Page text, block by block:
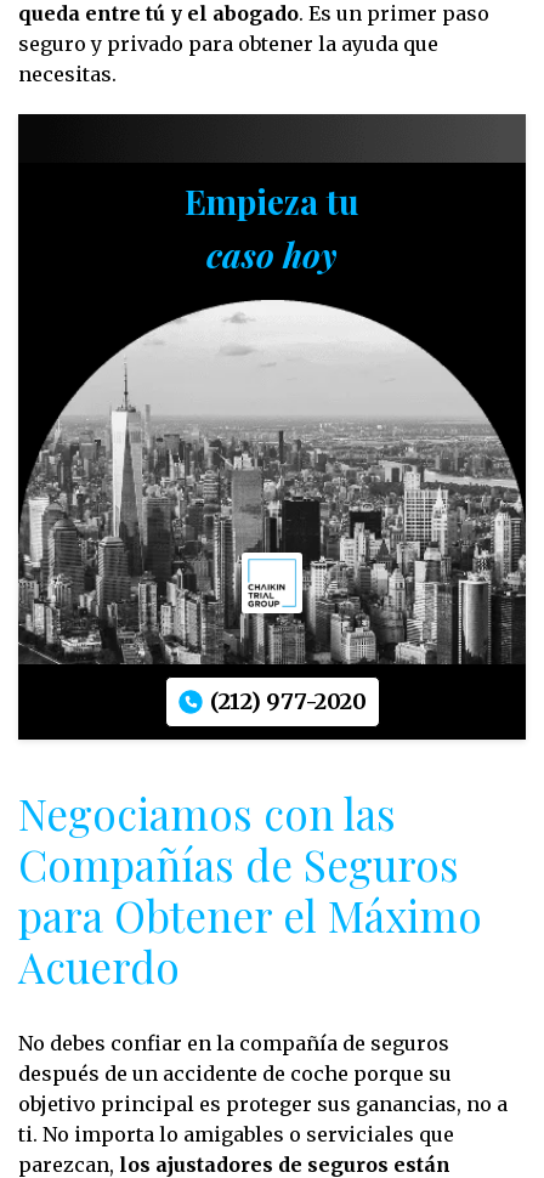
queda entre tú y el abogado. Es un primer paso
seguro y privado para obtener la ayuda que
necesitas.
Empieza tu
caso hoy
(212) 977-2020
Negociamos con las
Compañías de Seguros
para Obtener el Máximo
Acuerdo
No debes confiar en la compañía de seguros
después de un accidente de coche porque su
objetivo principal es proteger sus ganancias, no a
ti. No importa lo amigables o serviciales que
parezcan, los ajustadores de seguros están